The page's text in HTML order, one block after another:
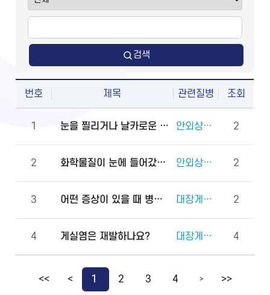
검색
번호 제목 관련질병 조회
1 눈을 찔리거나 날카로운 물체에 다쳤을 때 물로 씻어도 되나요? 안외상(천공 외상) 2
2 화학물질이 눈에 들어갔을 때 안과에 먼저 가야 하나요, 물로 먼저 씻어야 하나요? 안외상(각막화상) 2
3 어떤 증상이 있을 때 병원에 바로 가야 하나요? 대장게실증 2
4 게실염은 재발하나요? 대장게실증 4
<< < 1 2 3 4 > >>